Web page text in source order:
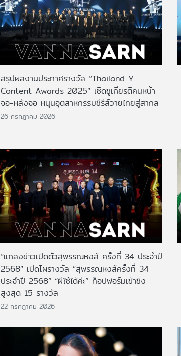
สรุปผลงานประกาศรางวัล “Thailand Y
Content Awards 2025” เชิดชูเกียรติคนหน้า
จอ-หลังจอ หนุนอุตสาหกรรมซีรีส์วายไทยสู่สากล
26 กรกฎาคม 2026
“แถลงข่าวเปิดตัวสุพรรณหงส์ ครั้งที่ 34 ประจำปี
2568” เปิดโผรางวัล “สุพรรณหงส์ครั้งที่ 34
ประจำปี 2568” “ผีใช้ได้ค่ะ” ท็อปฟอร์มเข้าชิง
สูงสุด 15 รางวัล
22 กรกฎาคม 2026